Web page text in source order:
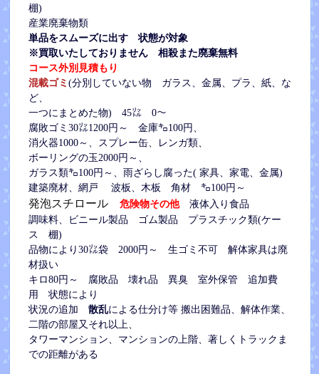
棚)
産業廃棄物類
単品をスムーズに出す 状態が対象
※買取いたしておりません 相殺また廃棄無料
コース外別見積もり
混載ゴミ(分別していない物 ガラス、金属、プラ、紙、な
ど、
一つにまとめた物) 45㍑ 0～
腐敗ゴミ30㍑1200円～金庫㌔100円、
消火器1000～、
スプレー缶、レンガ類、
ボーリングの玉2000円～、
ガラス類㌔100円～、雨ざらし腐った( 家具、家電、金属)
建築廃材、網戸 波板、木板 角材 ㌔100円～
発泡スチロール危険物その他液体入り食品
調味料、ビニール製品 ゴム製品 プラスチック類(ケー
ス 棚)
品物により30㍑袋 2000円～ 生ゴミ不可 解体家具は廃
材扱い
キロ80円～ 腐敗品 壊れ品 異臭 室外保管 追加費
用 状態により
状況の追加散乱による仕分け等搬出困難品、解体作業、
二階の部屋又それ以上、
タワーマンション、マンションの上階、著しくトラックま
での距離がある